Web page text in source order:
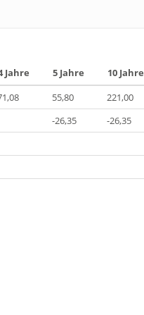
Jahre 5 Jahre
10 Jahre
55,80
221,00
-26,35
-26,35